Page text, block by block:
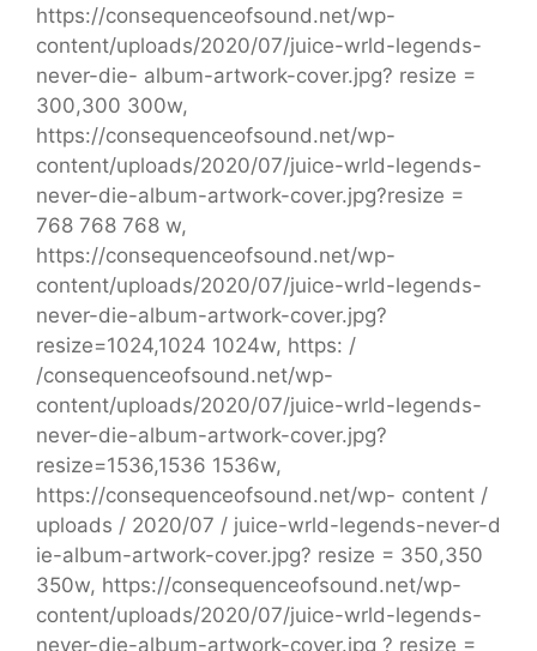
https://consequenceofsound.net/wp-
content/uploads/2020/07/juice-wrld-legends-
never-die- album-artwork-cover.jpg? resize =
300,300 300w,
https://consequenceofsound.net/wp-
content/uploads/2020/07/juice-wrld-legends-
never-die-album-artwork-cover.jpg?resize =
768 768 768 w,
https://consequenceofsound.net/wp-
content/uploads/2020/07/juice-wrld-legends-
never-die-album-artwork-cover.jpg?
resize=1024,1024 1024w, https: /
/consequenceofsound.net/wp-
content/uploads/2020/07/juice-wrld-legends-
never-die-album-artwork-cover.jpg?
resize=1536,1536 1536w,
https://consequenceofsound.net/wp- content /
uploads / 2020/07 / juice-wrld-legends-never-d
ie-album-artwork-cover.jpg? resize = 350,350
350w, https://consequenceofsound.net/wp-
content/uploads/2020/07/juice-wrld-legends-
never-die-album-artwork-cover.jpg ? resize =